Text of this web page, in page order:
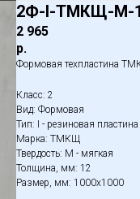
2Ф-I-ТМКЩ-M-
2 965
р.
Формовая техпластина
Класс: 2
Вид: Формовая
Тип: I - резиновая пластина
Марка: ТМКЩ
Твердость: М - мягкая
Толщина, мм: 12
Размер, мм: 1000х1000